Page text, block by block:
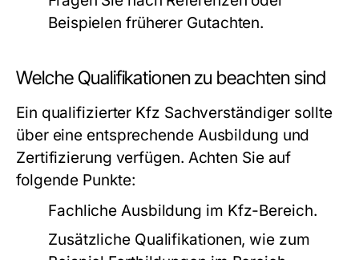
Beispielen früherer Gutachten.
Welche Qualifikationen zu beachten sind
Ein qualifizierter Kfz Sachverständiger sollte
über eine entsprechende Ausbildung und
Zertifizierung verfügen. Achten Sie auf
folgende Punkte:
Fachliche Ausbildung im Kfz-Bereich.
Zusätzliche Qualifikationen, wie zum